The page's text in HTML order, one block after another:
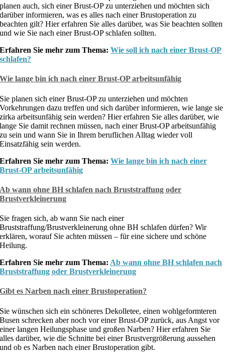
planen auch, sich einer Brust-OP zu unterziehen und möchten sich
darüber informieren, was es alles nach einer Brustoperation zu
beachten gilt? Hier erfahren Sie alles darüber, was Sie beachten sollten
und wie Sie nach einer Brust-OP schlafen sollten.
Erfahren Sie mehr zum Thema:Wie soll ich nach einer Brust-OP
schlafen?
Wie lange bin ich nach einer Brust-OP arbeitsunfähig
Sie planen sich einer Brust-OP zu unterziehen und möchten
Vorkehrungen dazu treffen und sich darüber informieren, wie lange sie
zirka arbeitsunfähig sein werden? Hier erfahren Sie alles darüber, wie
lange Sie damit rechnen müssen, nach einer Brust-OP arbeitsunfähig
zu sein und wann Sie in Ihrem beruflichen Alltag wieder voll
Einsatzfähig sein werden.
Erfahren Sie mehr zum Thema:Wie lange bin ich nach einer
Brust-OP arbeitsunfähig
Ab wann ohne BH schlafen nach Bruststraffung oder
Brustverkleinerung
Sie fragen sich, ab wann Sie nach einer
Bruststraffung/Brustverkleinerung ohne BH schlafen dürfen? Wir
erklären, worauf Sie achten müssen – für eine sichere und schöne
Heilung.
Erfahren Sie mehr zum Thema: Ab wann ohne BH schlafen nach
Bruststraffung oder Brustverkleinerung
Gibt es Narben nach einer Brustoperation?
Sie wünschen sich ein schöneres Dekolletee, einen wohlgeformteren
Busen schrecken aber noch vor einer Brust-OP zurück, aus Angst vor
einer langen Heilungsphase und großen Narben? Hier erfahren Sie
alles darüber, wie die Schnitte bei einer Brustvergrößerung aussehen
und ob es Narben nach einer Brustoperation gibt.